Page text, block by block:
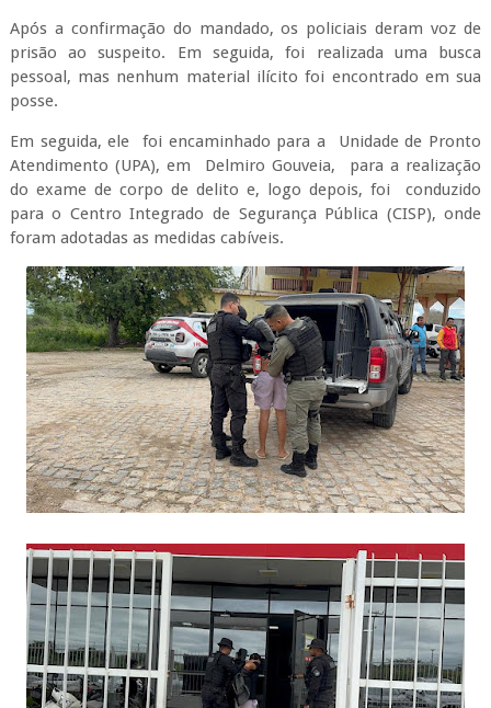
Após a confirmação do mandado, os policiais deram voz de
prisão ao suspeito. Em seguida, foi realizada uma busca
pessoal, mas nenhum material ilícito foi encontrado em sua
posse.
Em seguida, ele foi encaminhado para a Unidade de Pronto
Atendimento (UPA), em Delmiro Gouveia, para a realização
do exame de corpo de delito e, logo depois, foi conduzido
para o Centro Integrado de Segurança Pública (CISP), onde
foram adotadas as medidas cabíveis.